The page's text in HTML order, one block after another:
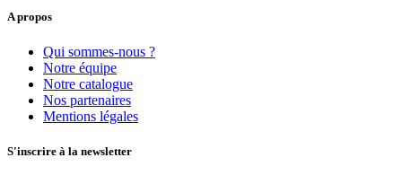
A propos
Qui sommes-nous ?
Notre équipe
Notre catalogue
Nos partenaires
Mentions légales
S'inscrire à la newsletter